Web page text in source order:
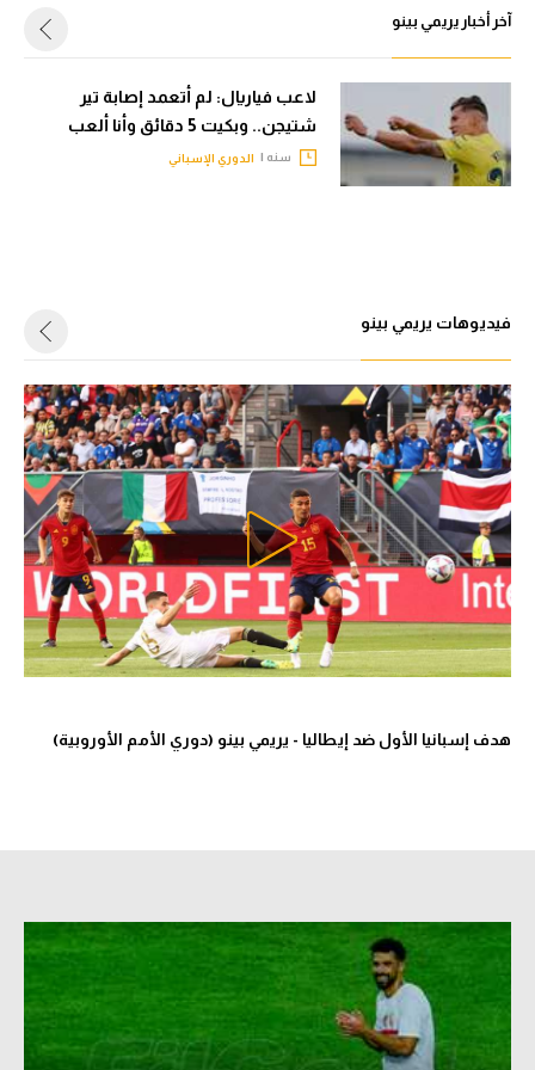
الوطن العربي
رياضة نسائية
آسيا
ميركاتو
تحقيق في الجول
تقرير في الجول
تحليل في الجول
حكايات في الجول
كويز في الجول
آخر أخبار يريمي بينو
لاعب فياريال: لم أتعمد إصابة تير
شتيجن.. وبكيت 5 دقائق وأنا ألعب
سنه | الدوري الإسباني
فيديوهات يريمي بينو
هدف إسبانيا الأول ضد إيطاليا - يريمي بينو (دوري الأمم الأوروبية)